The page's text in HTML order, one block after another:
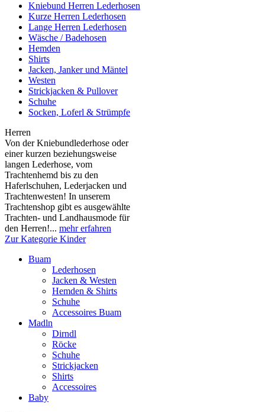
Kniebund Herren Lederhosen
Kurze Herren Lederhosen
Lange Herren Lederhosen
Wäsche / Badehosen
Hemden
Shirts
Jacken, Janker und Mäntel
Westen
Strickjacken & Pullover
Schuhe
Socken, Loferl & Strümpfe
Herren
Von der Kniebundlederhose oder
einer kurzen beziehungsweise
langen Lederhose, vom
Trachtenhemd bis zu den
Haferlschuhen, Lederjacken und
Trachtenwesten! In unserem
Trachtenshop gibt es ausgewählte
Trachten- und Landhausmode für
den Herren!... mehr erfahren
Zur Kategorie Kinder
Buam
Lederhosen
Jacken & Westen
Hemden & Shirts
Schuhe
Accessoires Buam
Madln
Dirndl
Röcke
Schuhe
Strickjacken
Shirts
Accessoires
Baby